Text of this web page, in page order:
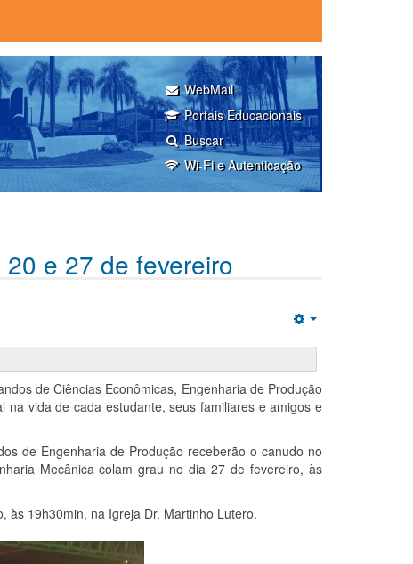
WebMail
Portais Educacionais
Buscar
Wi-Fi e Autenticação
e 27 de fevereiro
de Ciências Econômicas, Engenharia de Produção
vida de cada estudante, seus familiares e amigos e
de Engenharia de Produção receberão o canudo no
Mecânica colam grau no dia 27 de fevereiro, às
às 19h30min, na Igreja Dr. Martinho Lutero.